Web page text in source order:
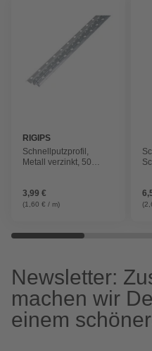
RIGIPS
Schnellputzprofil,
Metall verzinkt, 50
3,99 €
(1,60 € / m)
Newsletter:
machen wir
einem